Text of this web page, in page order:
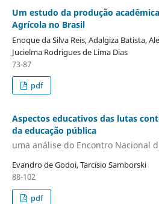
Um estudo da produção
Agrícola no Brasil
Enoque da Silva Reis, Adalgiza Batista,
Jucielma Rodrigues de Lima Dias
73-87
pdf
Aspectos educativos das lutas
da educação pública
uma análise do Encontro Nacional
Evandro de Godoi, Tarcísio Samborski
88-102
pdf